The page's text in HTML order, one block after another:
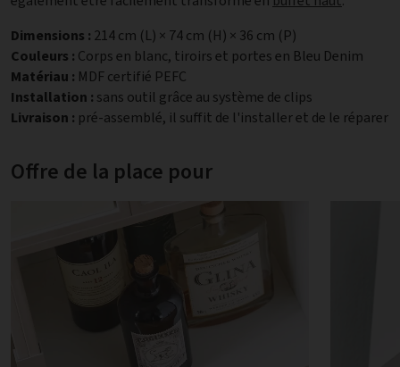
Dimensions : 214 cm (L) × 74 cm (H) × 36 cm (P)
Couleurs : Corps en blanc, tiroirs et portes en Bleu Denim
Matériau : MDF certifié PEFC
Installation : sans outil grâce au système de clips
Livraison : pré-assemblé, il suffit de l'installer et de le réparer
Offre de la place pour